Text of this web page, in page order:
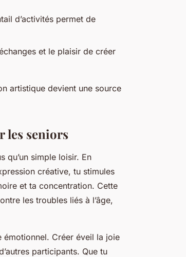
d’activités permet de
et le plaisir de créer
artistique devient une source
les seniors
qu’un simple loisir. En
créative, tu stimules
et ta concentration. Cette
les troubles liés à l’âge,
Créer éveil la joie
participants. Que tu